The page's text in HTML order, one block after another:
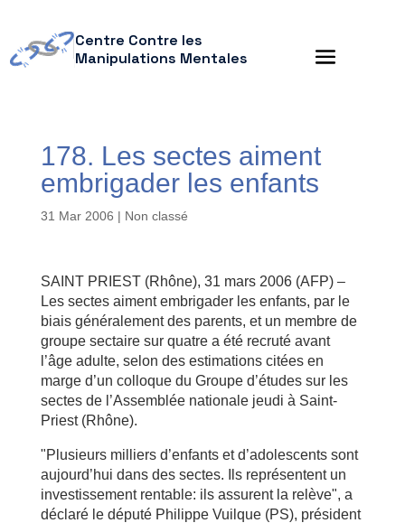
Centre Contre les
Manipulations Mentales
178. Les sectes aiment
embrigader les enfants
31 Mar 2006 | Non classé
SAINT PRIEST (Rhône), 31 mars 2006 (AFP) –
Les sectes aiment embrigader les enfants, par le
biais généralement des parents, et un membre de
groupe sectaire sur quatre a été recruté avant
l’âge adulte, selon des estimations citées en
marge d’un colloque du Groupe d’études sur les
sectes de l’Assemblée nationale jeudi à Saint-
Priest (Rhône).
"Plusieurs milliers d’enfants et d’adolescents sont
aujourd’hui dans des sectes. Ils représentent un
investissement rentable: ils assurent la relève", a
déclaré le député Philippe Vuilque (PS), président